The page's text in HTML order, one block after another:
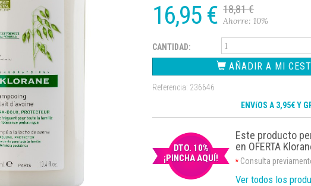
16,95 € 18,81 €
Ahorre: 10%
CANTIDAD:
AÑADIR A MI
Referencia: 236646
ENVíOS A 3,95€ Y
DTO. 10%
¡PINCHA AQUÍ!
Este producto
en OFERTA
* Consulta
Ver todos los